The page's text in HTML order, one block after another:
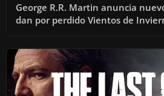
George R.R. Martin anuncia
dan por perdido Vientos de